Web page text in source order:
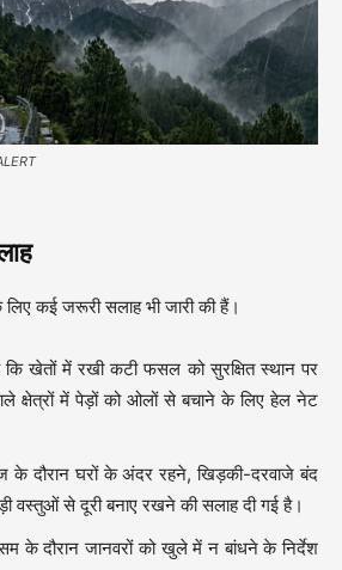
कई जरूरी सलाह भी जारी की हैं।
कि खेतों में रखी कटी फसल को सुरक्षित स्थान पर
क्षेत्रों में पेड़ों को ओलों से बचाने के लिए हेल नेट
के दौरान घरों के अंदर रहने, खिड़की-दरवाजे बंद
वस्तुओं से दूरी बनाए रखने की सलाह दी गई है।
के दौरान जानवरों को खुले में न बांधने के निर्देश